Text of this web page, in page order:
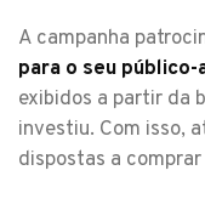
A campanha
para o seu público-
exibidos a partir da
investiu. Com isso,
dispostas a